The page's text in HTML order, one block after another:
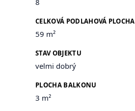
8
CELKOVÁ PODLAHOVÁ PLOCHA
59 m²
STAV OBJEKTU
velmi dobrý
PLOCHA BALKONU
3 m²